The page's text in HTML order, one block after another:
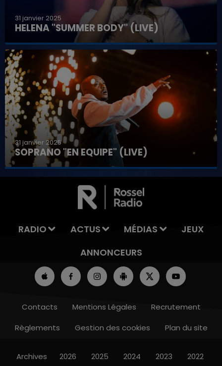
31 janvier 2025
HELENA "SUMMER BODY" (LIVE)
31 janvier 2025
SOPRANO "EN EQUIPE" (LIVE)
RADIO ACTUS MÉDIAS
JEUX
ANNONCEURS
Contacts Mentions Légales
Recrutement
Règlements
Gestion des cookies Plan du site
Archives 2026 2025 2024 2023 2022